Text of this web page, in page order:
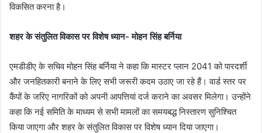
विकसित करना है।
शहर के संतुलित विकास पर विशेष ध्यान- मोहन सिंह बर्निया
एमडीडीए के सचिव मोहन सिंह बर्निया ने कहा कि मास्टर प्लान 2041 को पारदर्शी
और जनहितकारी बनाने के लिए सभी जरूरी कदम उठाए जा रहे हैं। वार्ड स्तर पर
कैंपों के जरिए नागरिकों को अपनी आपत्तियां दर्ज कराने का अवसर मिलेगा। उन्होंने
कहा कि नई समिति के माध्यम से सभी मामलों का समयबद्ध निस्तारण सुनिश्चित
किया जाएगा और शहर के संतुलित विकास पर विशेष ध्यान दिया जाएगा।